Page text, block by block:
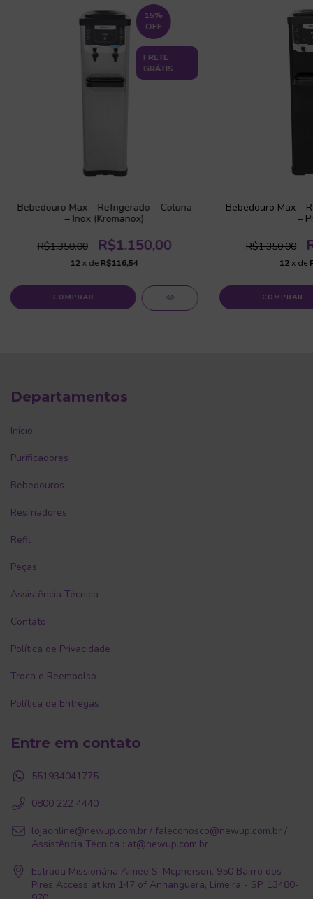
15%
OFF
FRETE
GRÁTIS
Bebedouro Max – Refrigerado – Coluna
– Inox (Kromanox)
R$1.350,00 R$1.150,00
12x deR$116,54
COMPRAR
Bebedouro Max –
–
R$1.350,00
12 x de
COMPRAR
Departamentos
Início
Purificadores
Bebedouros
Resfriadores
Refil
Peças
Assistência Técnica
Contato
Política de Privacidade
Troca e Reembolso
Política de Entregas
Entre em contato
551934041775
0800 222 4440
lojaonline@newup.com.br / faleconosco@newup.com.br /
Assistência Técnica : at@newup.com.br
Estrada Missionária Aimee S. Mcpherson, 950 Bairro dos
Pires Access at km 147 of Anhanguera, Limeira - SP, 13480-